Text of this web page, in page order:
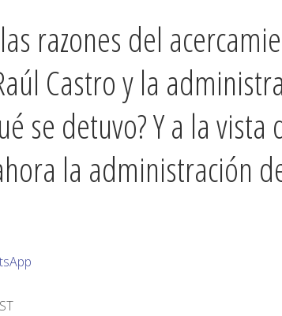
razones del
Castro y la
se detuvo? Y a la
la administración